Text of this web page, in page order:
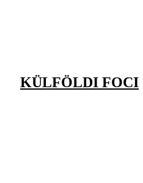
KÜLFÖLDI FOCI